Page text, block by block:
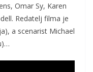
Omar Sy, Karen
Redatelj filma je
a scenarist Michael